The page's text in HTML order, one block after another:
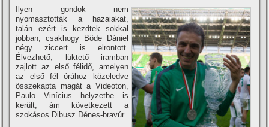
Ilyen gondok nem
nyomasztották a hazaiakat,
talán ezért is kezdtek sokkal
jobban, csakhogy Böde Dániel
négy ziccert is elrontott.
Élvezhető, lüktető iramban
zajlott az első félidő, amelyen
az első fél órához közeledve
összekapta magát a Videoton,
Paulo Viní­cius helyzetbe is
került, ám következett a
szokásos Dibusz Dénes-bravúr.